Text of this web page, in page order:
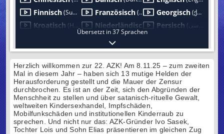
Herzlich willkommen zur 22. AZK! Am 8.11.25 – zum zweiten
Mal in diesem Jahr – haben sich 13 mutige Helden der
Herausforderung gestellt und die Mauer der Zensur
durchbrochen. Es ist an der Zeit, sich den Abgründen der
Menschheit zu stellen und über satanisch-rituelle Gewalt,
weltweiten Kindersexhandel, Impfschäden,
Mobilfunkschäden und institutionellen Kinderraub zu
sprechen. Und nicht nur das: AZK-Gründer Ivo Sasek,
Tochter Lois und Sohn Elias präsentieren im gleichen Zug